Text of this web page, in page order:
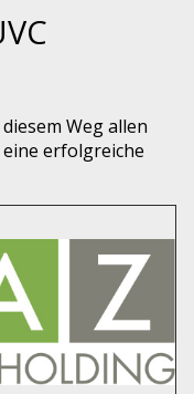
Weg allen
erfolgreiche